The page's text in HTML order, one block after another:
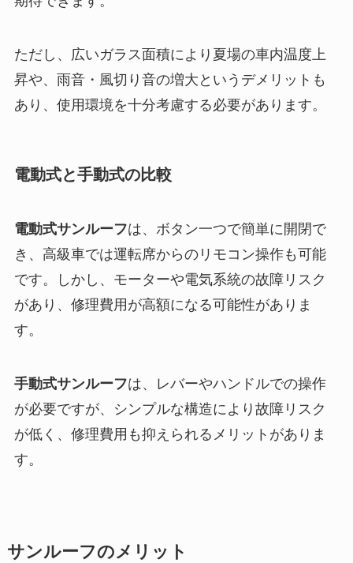
ただし、広いガラス面積により夏場の車内温度上
昇や、雨音・風切り音の増大というデメリットも
あり、使用環境を十分考慮する必要があります。
電動式と手動式の比較
電動式サンルーフは、ボタン一つで簡単に開閉で
き、高級車では運転席からのリモコン操作も可能
です。しかし、モーターや電気系統の故障リスク
があり、修理費用が高額になる可能性がありま
す。
手動式サンルーフは、レバーやハンドルでの操作
が必要ですが、シンプルな構造により故障リスク
が低く、修理費用も抑えられるメリットがありま
す。
サンルーフのメリット